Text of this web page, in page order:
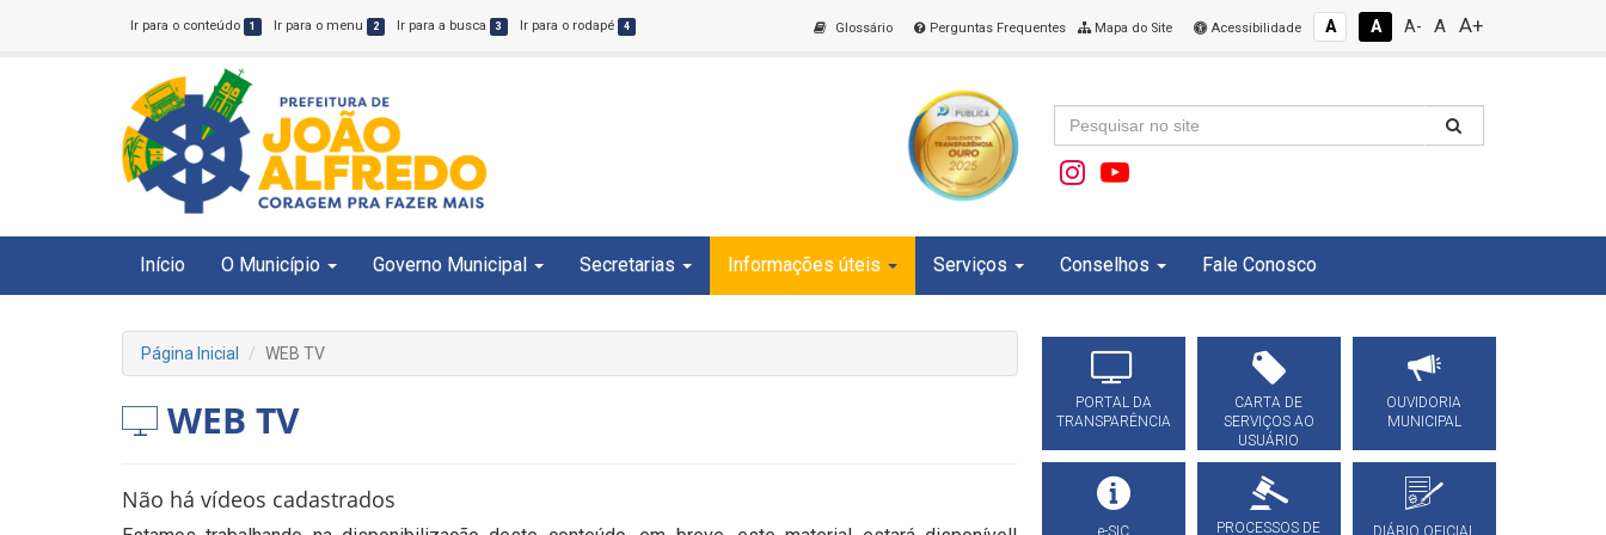
Ir para o conteúdo 1 Ir para o menu 2 Ir para a busca 3 Ir para o rodapé 4 Glossário Perguntas Frequentes Mapa do Site Acessibilidade A A A- A A+
Início O Município Governo Municipal Secretarias Informações úteis Serviços Conselhos Fale Conosco
Página Inicial WEB TV
WEB TV
Não há vídeos cadastrados
PORTAL DA
TRANSPARÊNCIA
CARTA DE
SERVIÇOS AO
USUÁRIO
OUVIDORIA
MUNICIPAL
e-SIC
PROCESSOS DE
DIÁRIO OFICIAL